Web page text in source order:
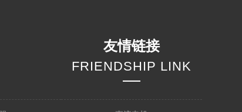
友情链接
FRIENDSHIP LINK